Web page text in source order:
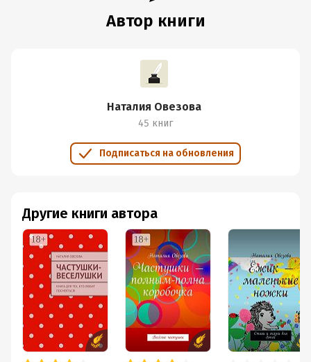
Автор книги
Наталия Овезова
45 книг
Подписаться на обновления
Другие книги автора